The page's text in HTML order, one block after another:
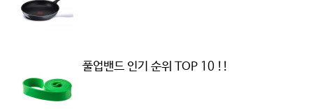
풀업밴드 인기 순위 TOP 10 !!